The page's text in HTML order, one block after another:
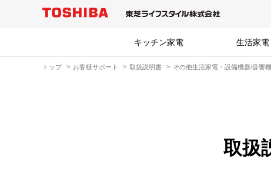
キッチン家電 生活家電
トップ お客様サポート 取扱説明書 その他生活家電・設備機器/音響
取扱